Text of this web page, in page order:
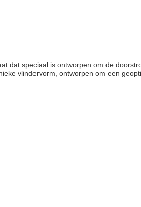
dat speciaal is ontworpen om de
vlindervorm, ontworpen om een